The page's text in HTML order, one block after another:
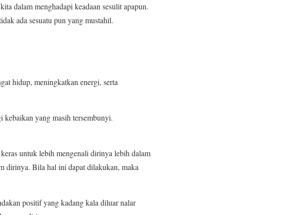
dalam menghadapi keadaan sesulit apapun.
ada sesuatu pun yang mustahil.
hidup, meningkatkan energi, serta
kebaikan yang masih tersembunyi.
untuk lebih mengenali dirinya lebih dalam
dirinya. Bila hal ini dapat dilakukan, maka
positif yang kadang kala diluar nalar